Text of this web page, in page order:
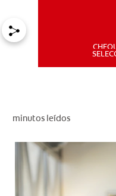
minutos leídos